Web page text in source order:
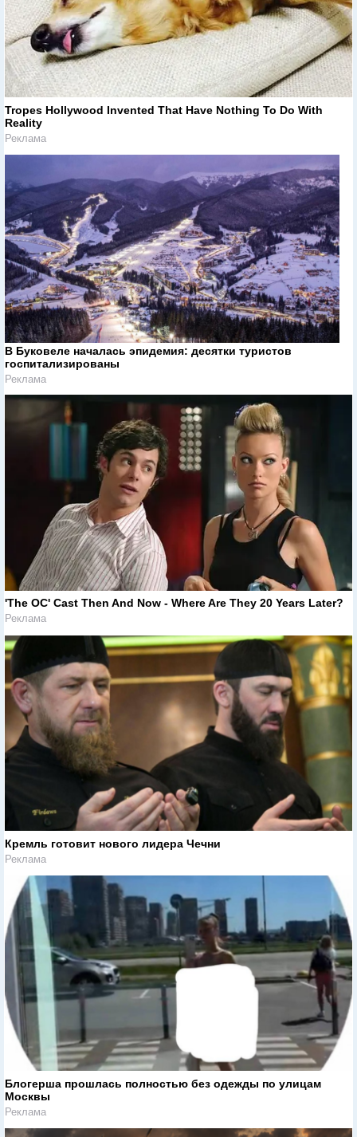
Tropes Hollywood Invented That Have Nothing To Do With
Reality
Реклама
В Буковеле началась эпидемия: десятки туристов
госпитализированы
Реклама
'The OC' Cast Then And Now - Where Are They 20 Years Later?
Реклама
Кремль готовит нового лидера Чечни
Реклама
Блогерша прошлась полностью без одежды по улицам
Москвы
Реклама